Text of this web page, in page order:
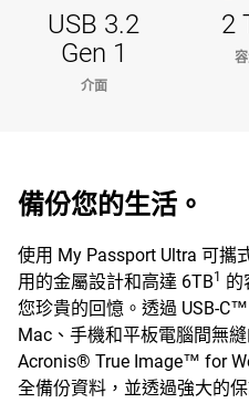
USB 3.2
Gen 1
介面
2
備份您的生活。
使用 My Passport Ultra 可攜
用的金屬設計和高達 6TB1
的
您珍貴的回憶。透過 USB-
Mac、手機和平板電腦間無
Acronis® True Image™ for
全備份資料，並透過強大的